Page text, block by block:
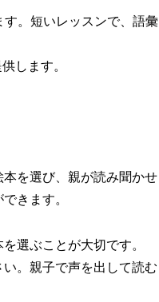
。短いレッスンで、語彙
します。
を選び、親が読み聞かせ
きます。
選ぶことが大切です。
。親子で声を出して読む